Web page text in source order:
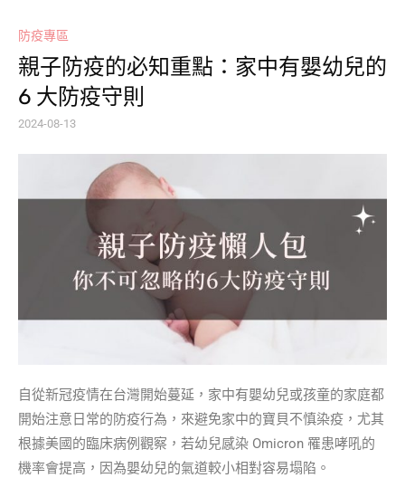
防疫專區
親子防疫的必知重點：家中有嬰幼兒的
6 大防疫守則
2024-08-13
自從新冠疫情在台灣開始蔓延，家中有嬰幼兒或孩童的家庭都
開始注意日常的防疫行為，來避免家中的寶貝不慎染疫，尤其
根據美國的臨床病例觀察，若幼兒感染 Omicron 罹患哮吼的
機率會提高，因為嬰幼兒的氣道較小相對容易塌陷。